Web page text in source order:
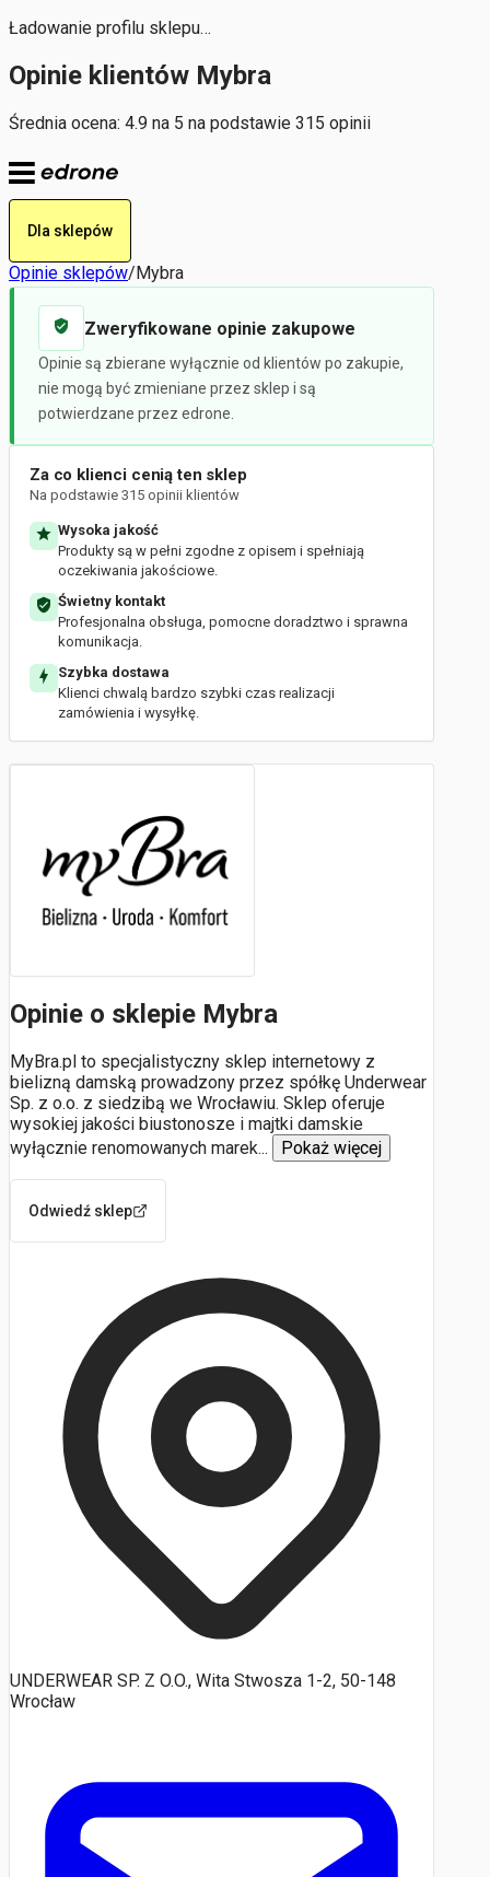
Ładowanie profilu sklepu…
Opinie klientów Mybra
Średnia ocena: 4.9 na 5 na podstawie 315 opinii
Dla sklepów
Opinie sklepów/Mybra
Zweryfikowane opinie zakupowe
Opinie są zbierane wyłącznie od klientów po zakupie,
nie mogą być zmieniane przez sklep i są
potwierdzane przez edrone.
Za co klienci cenią ten sklep
Na podstawie 315 opinii klientów
Wysoka jakość
Produkty są w pełni zgodne z opisem i spełniają
oczekiwania jakościowe.
Świetny kontakt
Profesjonalna obsługa, pomocne doradztwo i sprawna
komunikacja.
Szybka dostawa
Klienci chwalą bardzo szybki czas realizacji
zamówienia i wysyłkę.
Opinie o sklepie Mybra
MyBra.pl to specjalistyczny sklep internetowy z
bielizną damską prowadzony przez spółkę Underwear
Sp. z o.o. z siedzibą we Wrocławiu. Sklep oferuje
wysokiej jakości biustonosze i majtki damskie
wyłącznie renomowanych marek... Pokaż więcej
Odwiedź sklep
UNDERWEAR SP. Z O.O., Wita Stwosza 1-2, 50-148
Wrocław